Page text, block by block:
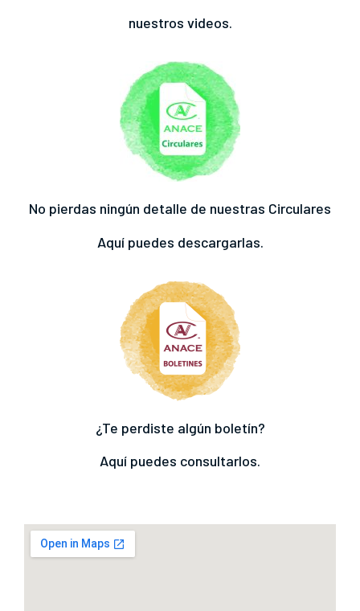
nuestros videos.
No pierdas ningún detalle de nuestras Circulares
Aquí puedes descargarlas.
¿Te perdiste algún boletín?
Aquí puedes consultarlos.